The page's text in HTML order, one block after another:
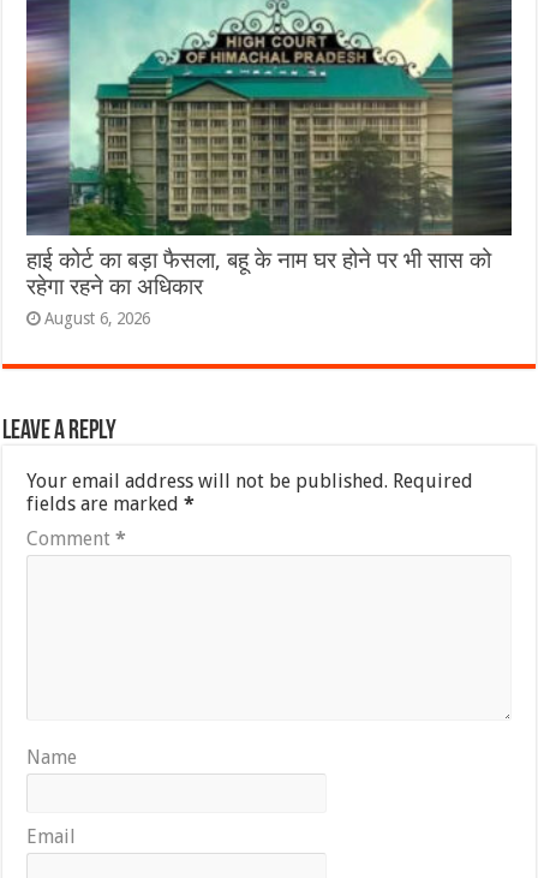
हाई कोर्ट का बड़ा फैसला, बहू के नाम घर होने पर भी सास को
रहेगा रहने का अधिकार
August 6, 2026
Leave a Reply
Your email address will not be published. Required
fields are marked*
Comment*
Name
Email